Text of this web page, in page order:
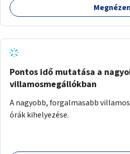
Pontos idő mutatása a
villamosmegállókban
A nagyobb, forgalmasabb
órák kihelyezése.